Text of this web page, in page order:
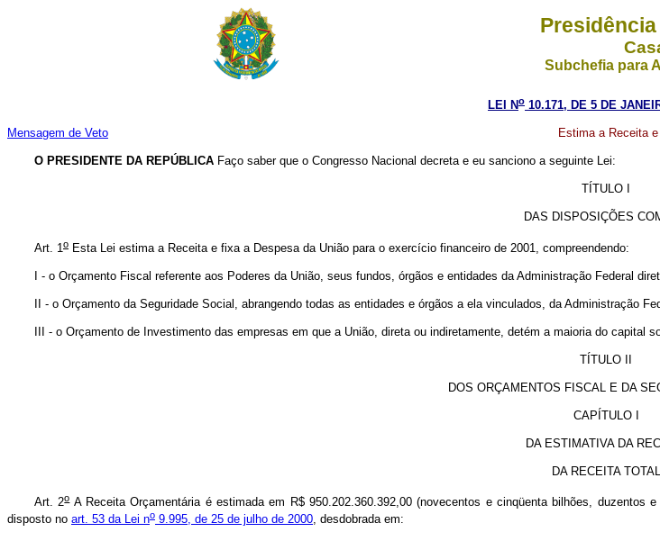
Subchefia para
LEI No 10.171, DE 5 DE
Mensagem de Veto Estima a Receita
O PRESIDENTE DA REPÚBLICA Faço saber que o Congresso Nacional decreta e eu sanciono a seguinte Lei:
TÍTULO I
DAS DISPOSIÇÕES
Art. 1 o Esta Lei estima a Receita e fixa a Despesa da União para o exercício financeiro de 2001, compreendendo:
I - o Orçamento Fiscal referente aos Poderes da União, seus fundos, órgãos e entidades da Administração Federal
II - o Orçamento da Seguridade Social, abrangendo todas as entidades e órgãos a ela vinculados, da Administração
III - o Orçamento de Investimento das empresas em que a União, direta ou indiretamente, detém a maioria do capital
TÍTULO II
DOS ORÇAMENTOS FISCAL E DA
CAPÍTULO I
DA ESTIMATIVA DA
DA RECEITA TOTAL
Art. 2oA Receita Orçamentária é estimada em R$ 950.202.360.392,00 (novecentos e cinqüenta bilhões,
disposto no art. 53 da Lei no 9.995, de 25 de julho de 2000 , desdobrada em: